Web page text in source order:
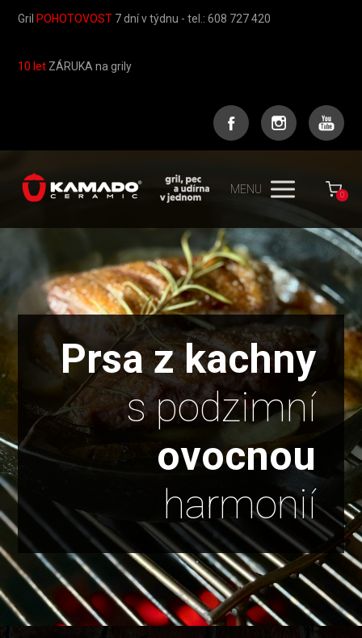
Gril POHOTOVOST 7 dní v týdnu - tel.: 608 727 420
10 let ZÁRUKA na grily
MENU 0
Prsa z kachny
s podzimní
ovocnou
harmonií